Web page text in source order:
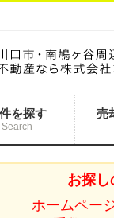
を探す
Search
売
お探し
ホームペー